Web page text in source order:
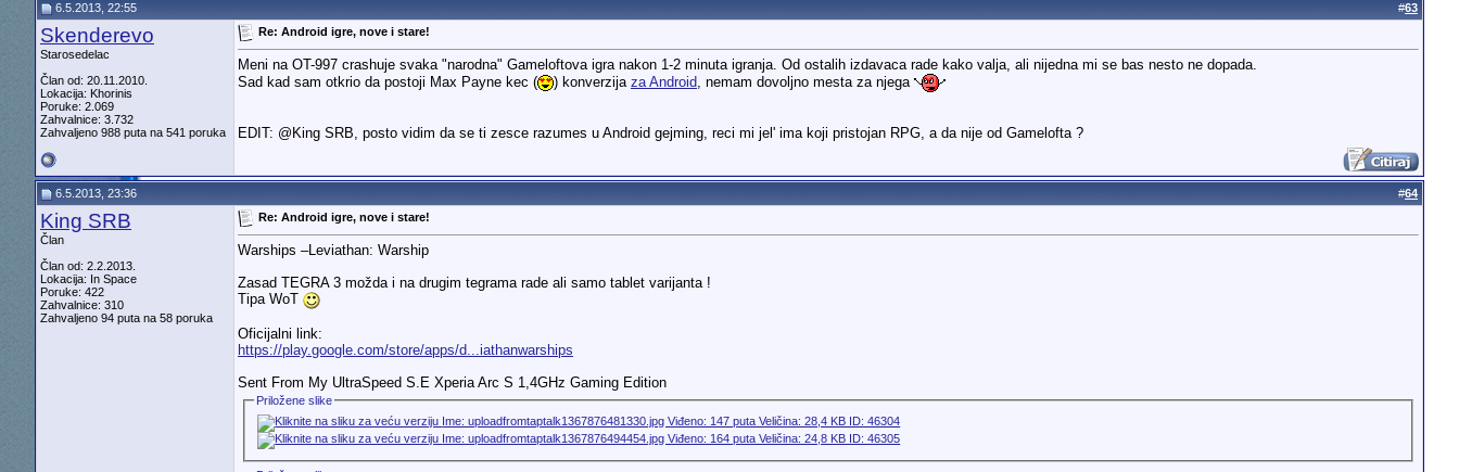
6.5.2013, 22:55 #63
Skenderevo
Starosedelac
Član od: 20.11.2010.
Lokacija: Khorinis
Poruke: 2.069
Zahvalnice: 3.732
Zahvaljeno 988 puta na 541 poruka
Re: Android igre, nove i stare!
Meni na OT-997 crashuje svaka "narodna" Gameloftova igra nakon 1-2 minuta igranja. Od ostalih izdavaca rade kako valja, ali nijedna mi se bas nesto ne dopada.
Sad kad sam otkrio da postoji Max Payne kec (
) konverzija za Android , nemam dovoljno mesta za njega
EDIT: @King SRB, posto vidim da se ti zesce razumes u Android gejming, reci mi jel' ima koji pristojan RPG, a da nije od Gamelofta ?
6.5.2013, 23:36 #64
King SRB
Član
Član od: 2.2.2013.
Lokacija: In Space
Poruke: 422
Zahvalnice: 310
Zahvaljeno 94 puta na 58 poruka
Re: Android igre, nove i stare!
Warships –Leviathan: Warship
Zasad TEGRA 3 možda i na drugim tegrama rade ali samo tablet varijanta !
Tipa WoT
Oficijalni link:
https://play.google.com/store/apps/d...iathanwarships
Sent From My UltraSpeed S.E Xperia Arc S 1,4GHz Gaming Edition
Priložene slike